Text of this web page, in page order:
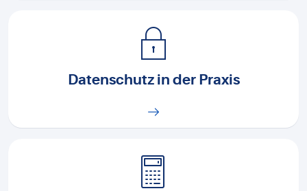
Datenschutz in der Praxis